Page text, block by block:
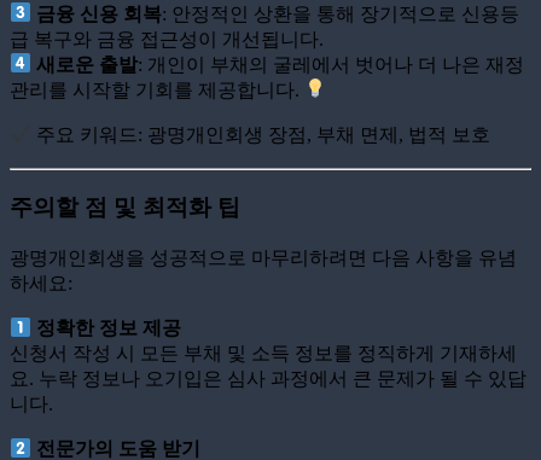
금융 신용 회복: 안정적인 상환을 통해 장기적으로 신용등
급 복구와 금융 접근성이 개선됩니다.
새로운 출발: 개인이 부채의 굴레에서 벗어나 더 나은 재정
관리를 시작할 기회를 제공합니다.
주요 키워드: 광명개인회생 장점, 부채 면제, 법적 보호
주의할 점 및 최적화 팁
광명개인회생을 성공적으로 마무리하려면 다음 사항을 유념
하세요:
정확한 정보 제공
신청서 작성 시 모든 부채 및 소득 정보를 정직하게 기재하세
요. 누락 정보나 오기입은 심사 과정에서 큰 문제가 될 수 있답
니다.
전문가의 도움 받기